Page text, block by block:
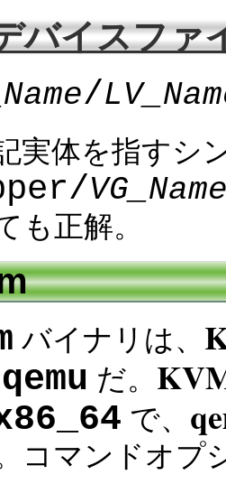
バイスファ
/
実体を指すシ
も正解。
バイナリは、
qemu だ。
で、
コマンドオプ